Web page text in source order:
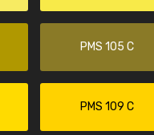
PMS 105 C
PMS 109 C